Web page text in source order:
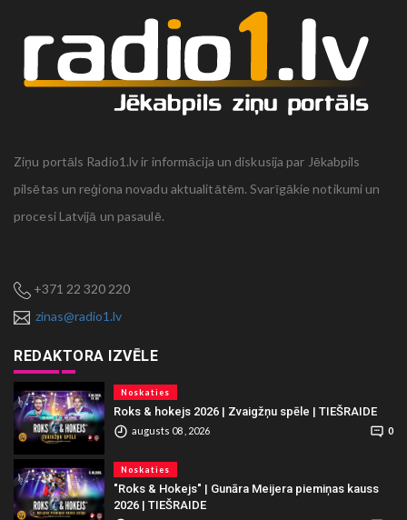
Ziņu portāls Radio1.lv ir informācija un diskusija par Jēkabpils
pilsētas un reģiona novadu aktualitātēm. Svarīgākie notikumi un
procesi Latvijā un pasaulē.
+371 22 320 220
zinas@radio1.lv
REDAKTORA IZVĒLE
Noskaties
Roks & hokejs 2026 | Zvaigžņu spēle | TIEŠRAIDE
augusts 08 , 2026 0
Noskaties
"Roks & Hokejs" | Gunāra Meijera piemiņas kauss
2026 | TIEŠRAIDE